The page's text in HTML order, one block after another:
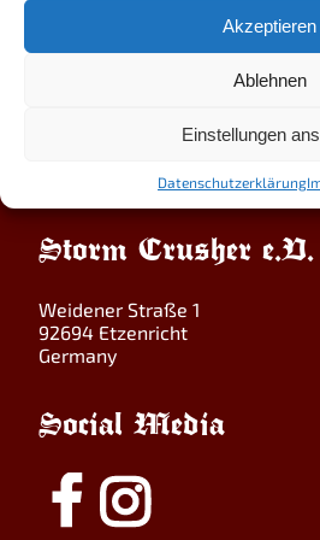
Akzeptieren
Ablehnen
Einstellungen
Datenschutzerklärung
vorzufeiern – nächstes
Also Stormcrushers: Lasst
Zoiglbecher) erheben – auf
Hymnen! Auf Sacred
Storm Crusher e.V.
Weidener Straße 1
92694 Etzenricht
Germany
Social Media